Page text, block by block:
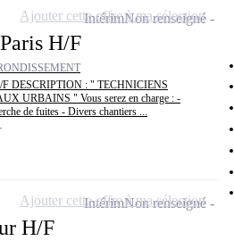
H/F
F DESCRIPTION : " TECHNICIENS
URBAINS " Vous serez en charge : -
de fuites - Divers chantiers ...
IntérimNon renseigné
Ajouter cette offre à ma sélection
H/F
IntérimNon renseigné
Ajouter cette offre à ma sélection